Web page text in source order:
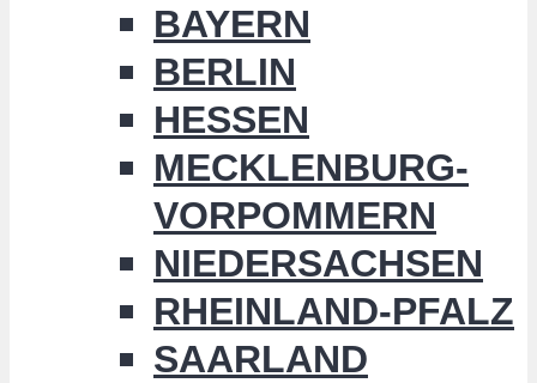
BAYERN
BERLIN
HESSEN
MECKLENBURG-
VORPOMMERN
NIEDERSACHSEN
RHEINLAND-PFALZ
SAARLAND